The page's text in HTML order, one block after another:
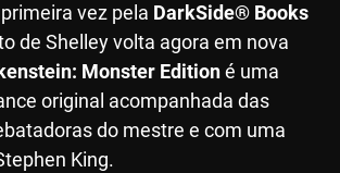
vez pela DarkSide® Books
de Shelley volta agora em nova
Monster Editioné uma
original acompanhada das
do mestre e com uma
King.